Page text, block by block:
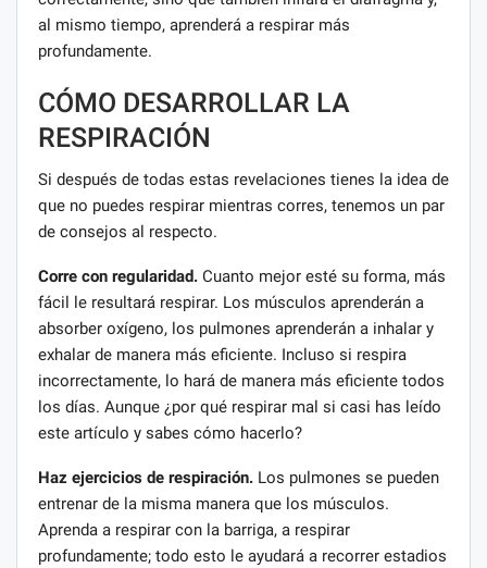
al mismo tiempo, aprenderá a respirar más
profundamente.
CÓMO DESARROLLAR LA
RESPIRACIÓN
Si después de todas estas revelaciones tienes la idea de
que no puedes respirar mientras corres, tenemos un par
de consejos al respecto.
Corre con regularidad. Cuanto mejor esté su forma, más
fácil le resultará respirar. Los músculos aprenderán a
absorber oxígeno, los pulmones aprenderán a inhalar y
exhalar de manera más eficiente. Incluso si respira
incorrectamente, lo hará de manera más eficiente todos
los días. Aunque ¿por qué respirar mal si casi has leído
este artículo y sabes cómo hacerlo?
Haz ejercicios de respiración. Los pulmones se pueden
entrenar de la misma manera que los músculos.
Aprenda a respirar con la barriga, a respirar
profundamente; todo esto le ayudará a recorrer estadios